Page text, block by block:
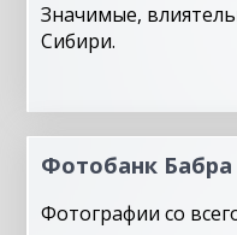
Значимые,
Сибири.
Фотобанк Бабра
Фотографии со